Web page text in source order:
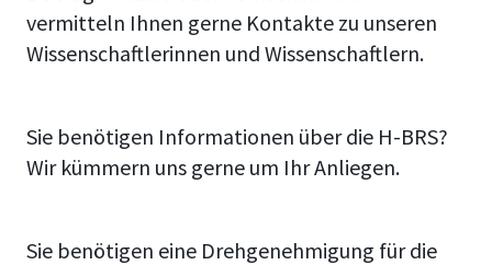
vermitteln Ihnen gerne Kontakte zu unseren
Wissenschaftlerinnen und Wissenschaftlern.
Sie benötigen Informationen über die H-BRS?
Wir kümmern uns gerne um Ihr Anliegen.
Sie benötigen eine Drehgenehmigung für die